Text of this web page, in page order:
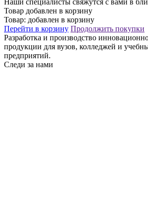
Товар добавлен в корзину
Товар: добавлен в корзину
Перейти в корзину Продолжить покупки
Разработка и производство
продукции для вузов, колледжей и
предприятий.
Следи за нами